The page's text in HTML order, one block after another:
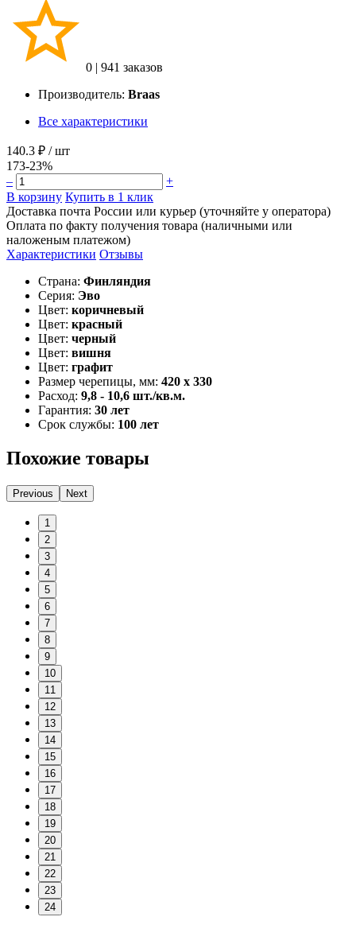
0 | 941 заказов
Производитель: Braas
Все характеристики
140.3 ₽ / шт
173-23%
–
+
В корзину Купить в 1 клик
Доставка почта России или курьер (уточняйте у оператора)
Оплата по факту получения товара (наличными или
наложеным платежом)
Характеристики Отзывы
Страна: Финляндия
Серия: Эво
Цвет: коричневый
Цвет: красный
Цвет: черный
Цвет: вишня
Цвет: графит
Размер черепицы, мм: 420 x 330
Расход: 9,8 - 10,6 шт./кв.м.
Гарантия: 30 лет
Срок службы: 100 лет
Похожие товары
Previous Next
1
2
3
4
5
6
7
8
9
10
11
12
13
14
15
16
17
18
19
20
21
22
23
24